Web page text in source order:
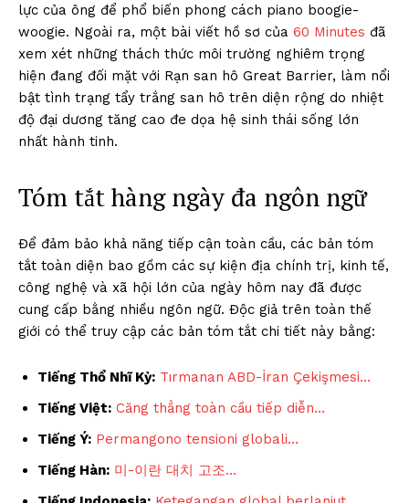
lực của ông để phổ biến phong cách piano boogie-
woogie. Ngoài ra, một bài viết hồ sơ của 60 Minutes đã
xem xét những thách thức môi trường nghiêm trọng
hiện đang đối mặt với Rạn san hô Great Barrier, làm nổi
bật tình trạng tẩy trắng san hô trên diện rộng do nhiệt
độ đại dương tăng cao đe dọa hệ sinh thái sống lớn
nhất hành tinh.
Tóm tắt hàng ngày đa ngôn ngữ
Để đảm bảo khả năng tiếp cận toàn cầu, các bản tóm
tắt toàn diện bao gồm các sự kiện địa chính trị, kinh tế,
công nghệ và xã hội lớn của ngày hôm nay đã được
cung cấp bằng nhiều ngôn ngữ. Độc giả trên toàn thế
giới có thể truy cập các bản tóm tắt chi tiết này bằng:
Tiếng Thổ Nhĩ Kỳ: Tırmanan ABD-İran Çekişmesi…
Tiếng Việt: Căng thẳng toàn cầu tiếp diễn…
Tiếng Ý: Permangono tensioni globali…
Tiếng Hàn: 미-이란 대치 고조…